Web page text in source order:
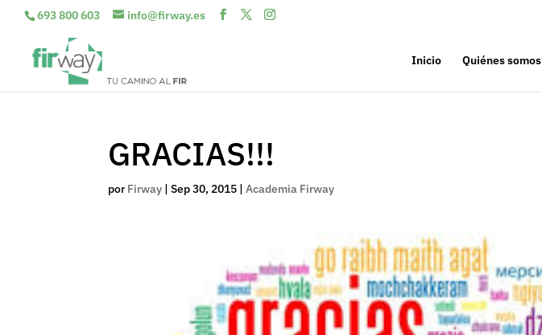
693 800 603 info@firway.es
Inicio Quiénes somos
GRACIAS!!!
porFirway |Sep 30, 2015 |Academia Firway